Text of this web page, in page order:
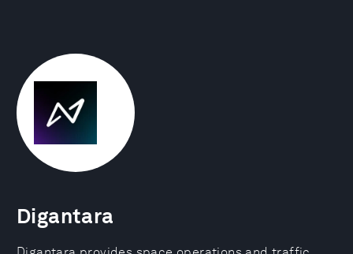
Digantara